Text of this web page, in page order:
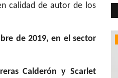
calidad de autor de los
de 2019, en el sector
Calderón y Scarlet